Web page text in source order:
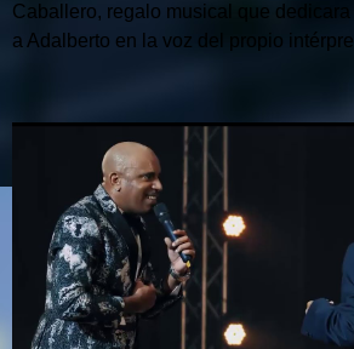
Caballero, regalo musical que
a Adalberto en la voz del propio